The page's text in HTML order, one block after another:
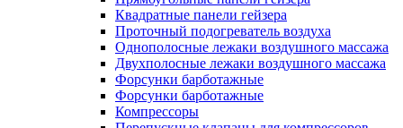
Квадратные панели гейзера
Проточный подогреватель воздуха
Однополосные лежаки воздушного массажа
Двухполосные лежаки воздушного массажа
Форсунки барботажные
Форсунки барботажные
Компрессоры